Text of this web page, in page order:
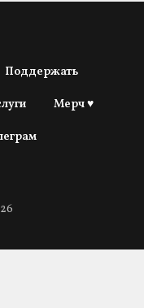
Поддержать
Мерч ♥